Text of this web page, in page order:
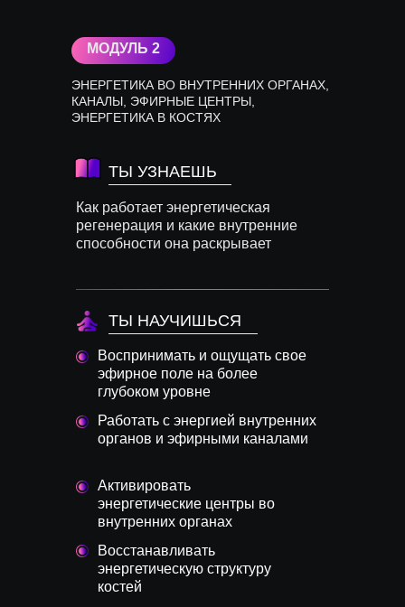
Восстанавливать
энергетическую структуру
костей
Активировать
энергетические центры во
внутренних органах
Работать с энергией внутренних
органов и эфирными каналами
Воспринимать и ощущать свое
эфирное поле на более
глубоком уровне
Как работает энергетическая
регенерация и какие внутренние
способности она раскрывает
ТЫ УЗНАЕШЬ
ЭНЕРГЕТИКА ВО ВНУТРЕННИХ ОРГАНАХ,
КАНАЛЫ, ЭФИРНЫЕ ЦЕНТРЫ,
ЭНЕРГЕТИКА В КОСТЯХ
МОДУЛЬ 2
ТЫ НАУЧИШЬСЯ